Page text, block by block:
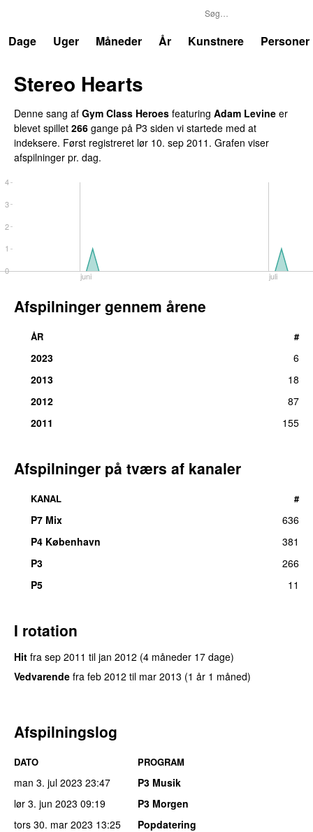
Dage
Uger Måneder År Kunstnere Personer
Stereo Hearts
Denne sang af Gym Class Heroes featuring Adam Levine er
blevet spillet 266 gange på P3 siden vi startede med at
indeksere. Først registreret lør 10. sep 2011 . Grafen viser
afspilninger pr. dag.
juni juli
0
1
2
3
4
Afspilninger gennem årene
ÅR #
2023
6
2013
18
2012
87
2011
155
Afspilninger på tværs af kanaler
KANAL #
P7 Mix
636
P4 København
381
P3
266
P5
11
I rotation
Hit fra sep 2011 til jan 2012 (4 måneder 17 dage)
Vedvarende fra feb 2012 til mar 2013 (1 år 1 måned)
Afspilningslog
DATO PROGRAM
man 3. jul 2023 23:47
P3 Musik
lør 3. jun 2023 09:19
P3 Morgen
tors 30. mar 2023 13:25
Popdatering